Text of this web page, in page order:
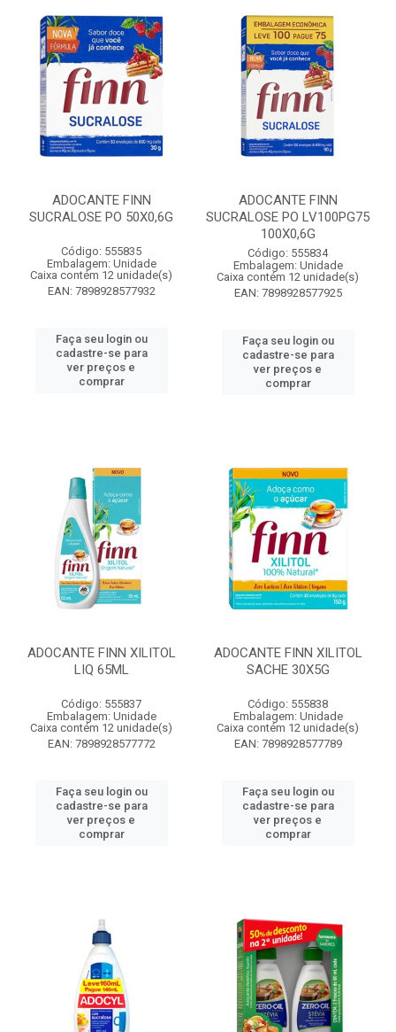
ADOCANTE FINN
SUCRALOSE PO 50X0,6G
Código: 555835
Embalagem: Unidade
Caixa contém 12 unidade(s)
EAN: 7898928577932
Faça seu login ou
cadastre-se para
ver preços e
comprar
ADOCANTE FINN
SUCRALOSE PO LV100PG75
100X0,6G
Código: 555834
Embalagem: Unidade
Caixa contém 12 unidade(s)
EAN: 7898928577925
Faça seu login ou
cadastre-se para
ver preços e
comprar
ADOCANTE FINN XILITOL
LIQ 65ML
Código: 555837
Embalagem: Unidade
Caixa contém 12 unidade(s)
EAN: 7898928577772
Faça seu login ou
cadastre-se para
ver preços e
comprar
ADOCANTE FINN XILITOL
SACHE 30X5G
Código: 555838
Embalagem: Unidade
Caixa contém 12 unidade(s)
EAN: 7898928577789
Faça seu login ou
cadastre-se para
ver preços e
comprar